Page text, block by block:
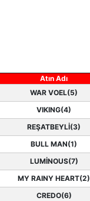
Atın Adı
WAR VOEL(5)
VIKING(4)
REŞATBEYLİ(3)
BULL MAN(1)
LUMİNOUS(7)
MY RAINY HEART(2)
CREDO(6)